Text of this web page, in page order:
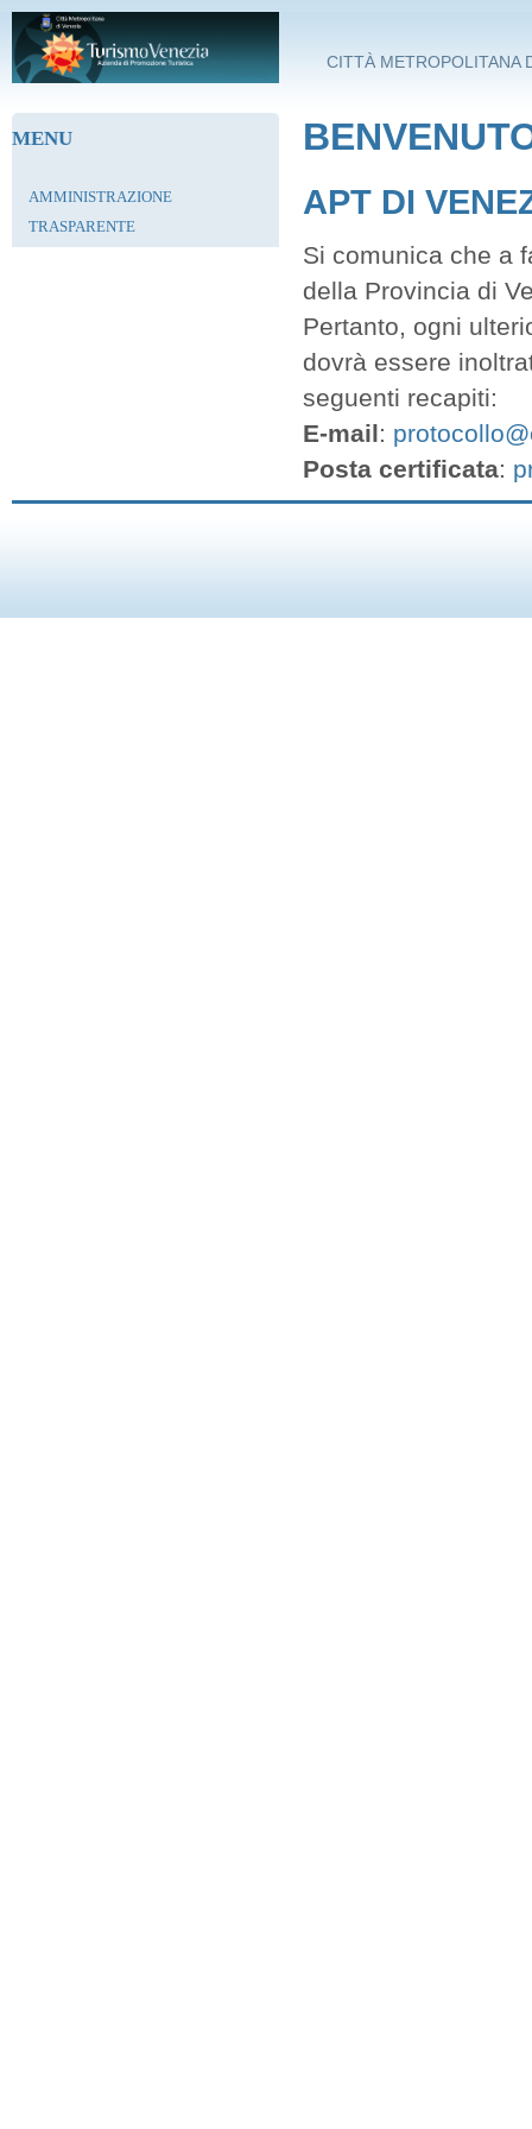
Salta al contenuto principale
CITTÀ METROPOLITANA
MENU
AMMINISTRAZIONE
TRASPARENTE
APT DI
Si comunica che a
della Provincia di
Pertanto, ogni
dovrà essere
seguenti recapiti:
E-mail:
Posta certificata: